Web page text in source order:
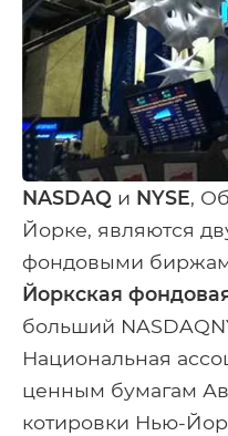
NASDAQ и NYSE,
Йорке, являются
фондовыми
Йоркская
больший
Национальная
ценным бумагам
котировки Нью-